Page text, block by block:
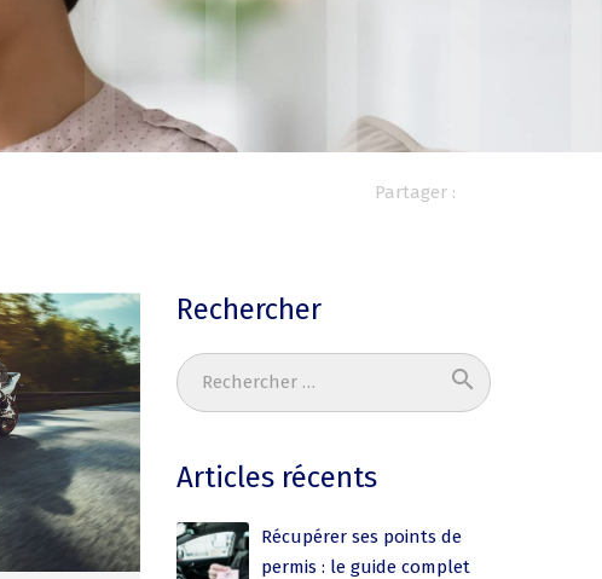
Partager :
Rechercher
search
Ok
Articles récents
Récupérer ses points de
permis : le guide complet